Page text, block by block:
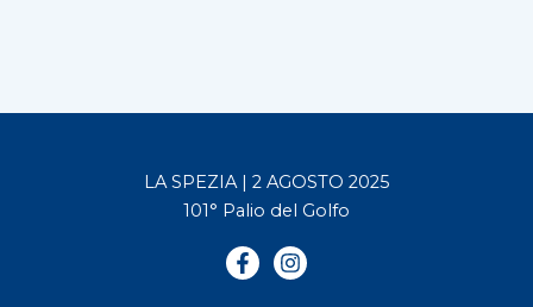
LA SPEZIA | 2 AGOSTO 2025
101° Palio del Golfo